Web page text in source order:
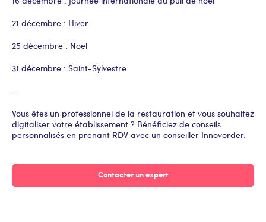
21 décembre : Hiver
25 décembre : Noël
31 décembre : Saint-Sylvestre
—
Vous êtes un professionnel de la restauration et vous souhaitez
digitaliser votre établissement ? Bénéficiez de conseils
personnalisés en prenant RDV avec un conseiller Innovorder.
Contacter un expert